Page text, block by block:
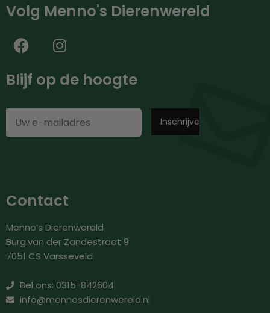
Volg Menno's Dierenwereld
Blijf op de hoogte
Contact
Menno’s Dierenwereld
Burg.van der Zandestraat 9
7051 CS Varsseveld
Bel ons: 0315-842604
info@mennosdierenwereld.nl